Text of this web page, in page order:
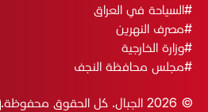
#السياحة في العراق
#مصرف النهرين
#وزارة الخارجية
#مجلس محافظة النجف
© 2026 الجبال. كل الحقوق محفوظة.